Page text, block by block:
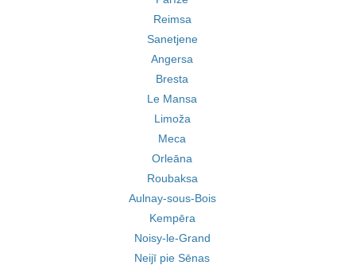
Reimsa
Sanetjene
Angersa
Bresta
Le Mansa
Limoža
Meca
Orleāna
Roubaksa
Aulnay-sous-Bois
Kempēra
Noisy-le-Grand
Neijī pie Sēnas